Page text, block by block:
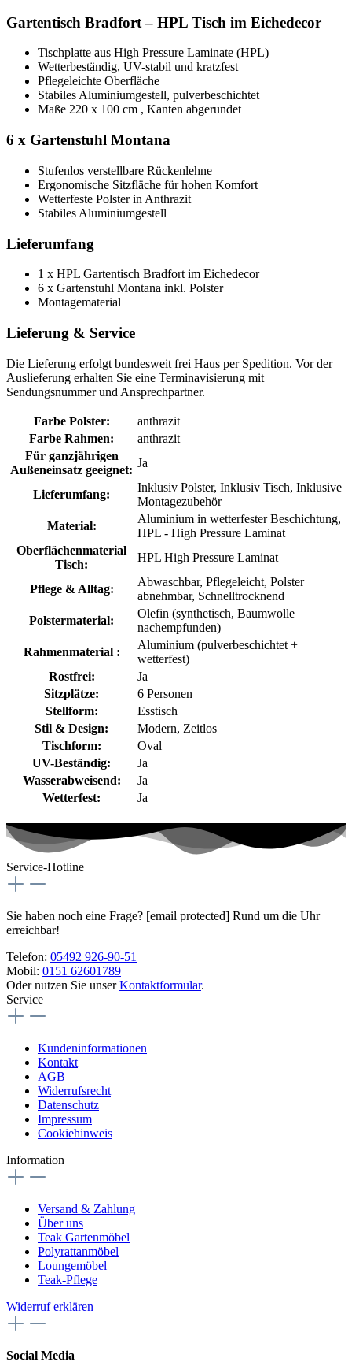
Gartentisch Bradfort – HPL Tisch im Eichedecor
Tischplatte aus High Pressure Laminate (HPL)
Wetterbeständig, UV-stabil und kratzfest
Pflegeleichte Oberfläche
Stabiles Aluminiumgestell, pulverbeschichtet
Maße 220 x 100 cm , Kanten abgerundet
6 x Gartenstuhl Montana
Stufenlos verstellbare Rückenlehne
Ergonomische Sitzfläche für hohen Komfort
Wetterfeste Polster in Anthrazit
Stabiles Aluminiumgestell
Lieferumfang
1 x HPL Gartentisch Bradfort im Eichedecor
6 x Gartenstuhl Montana inkl. Polster
Montagematerial
Lieferung & Service
Die Lieferung erfolgt bundesweit frei Haus per Spedition. Vor der
Auslieferung erhalten Sie eine Terminavisierung mit
Sendungsnummer und Ansprechpartner.
Farbe Polster:
anthrazit
Farbe Rahmen:
anthrazit
Für ganzjährigen
Außeneinsatz geeignet:
Ja
Lieferumfang:
Inklusiv Polster, Inklusiv Tisch, Inklusive
Montagezubehör
Material:
Aluminium in wetterfester Beschichtung,
HPL - High Pressure Laminat
Oberflächenmaterial
Tisch:
HPL High Pressure Laminat
Pflege & Alltag:
Abwaschbar, Pflegeleicht, Polster
abnehmbar, Schnelltrocknend
Polstermaterial:
Olefin (synthetisch, Baumwolle
nachempfunden)
Rahmenmaterial :
Aluminium (pulverbeschichtet +
wetterfest)
Rostfrei:
Ja
Sitzplätze:
6 Personen
Stellform:
Esstisch
Stil & Design:
Modern, Zeitlos
Tischform:
Oval
UV-Beständig:
Ja
Wasserabweisend:
Ja
Wetterfest:
Ja
Service-Hotline
Sie haben noch eine Frage? [email protected] Rund um die Uhr
erreichbar!
Telefon: 05492 926-90-51
Mobil: 0151 62601789
Oder nutzen Sie unserKontaktformular.
Service
Kundeninformationen
Kontakt
AGB
Widerrufsrecht
Datenschutz
Impressum
Cookiehinweis
Information
Versand & Zahlung
Über uns
Teak Gartenmöbel
Polyrattanmöbel
Loungemöbel
Teak-Pflege
Widerruf erklären
Social Media